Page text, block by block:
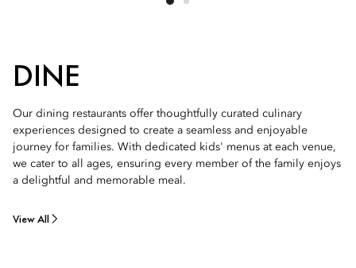
DINE
Our dining restaurants offer thoughtfully curated culinary
experiences designed to create a seamless and enjoyable
journey for families. With dedicated kids' menus at each venue,
we cater to all ages, ensuring every member of the family enjoys
a delightful and memorable meal.
View All